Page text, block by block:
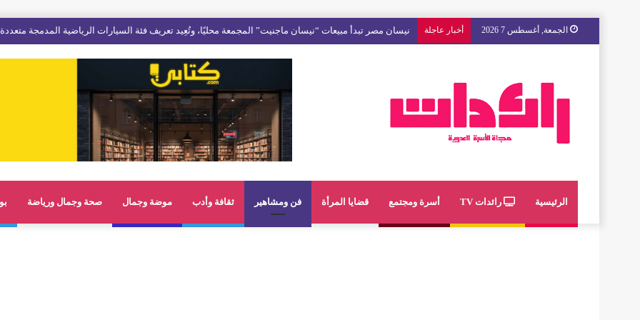
الجمعة, أغسطس 7 2026 أخبار عاجلة مع « The Next Ad » ، إنوي يُسند حملته الإعلانية المقبلة إلى الشباب المغربي
الرئيسية رائدات TV أسرة ومجتمع قضايا المرأة فن ومشاهير ثقافة وأدب موضة وجمال صحة وجمال ورياضة